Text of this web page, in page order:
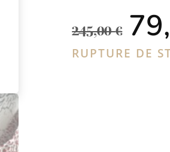
245,00€
Le
RUPTURE DE